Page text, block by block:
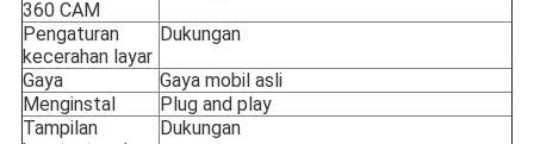
360 CAM
Pengaturan
kecerahan layar
Dukungan
Gaya
Gaya mobil asli
Menginstal
Plug and play
Tampilan
Dukungan